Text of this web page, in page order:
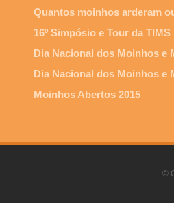
Quantos moinhos arderam
16º Simpósio e Tour da TIMS
Dia Nacional dos Moinhos e
Dia Nacional dos Moinhos e
Moinhos Abertos 2015
©